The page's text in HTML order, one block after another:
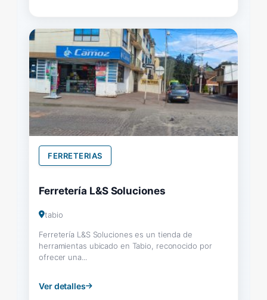
FERRETERIAS
Ferretería L&S Soluciones
tabio
Ferretería L&S Soluciones es un tienda de
herramientas ubicado en Tabio, reconocido por
ofrecer una...
Ver detalles